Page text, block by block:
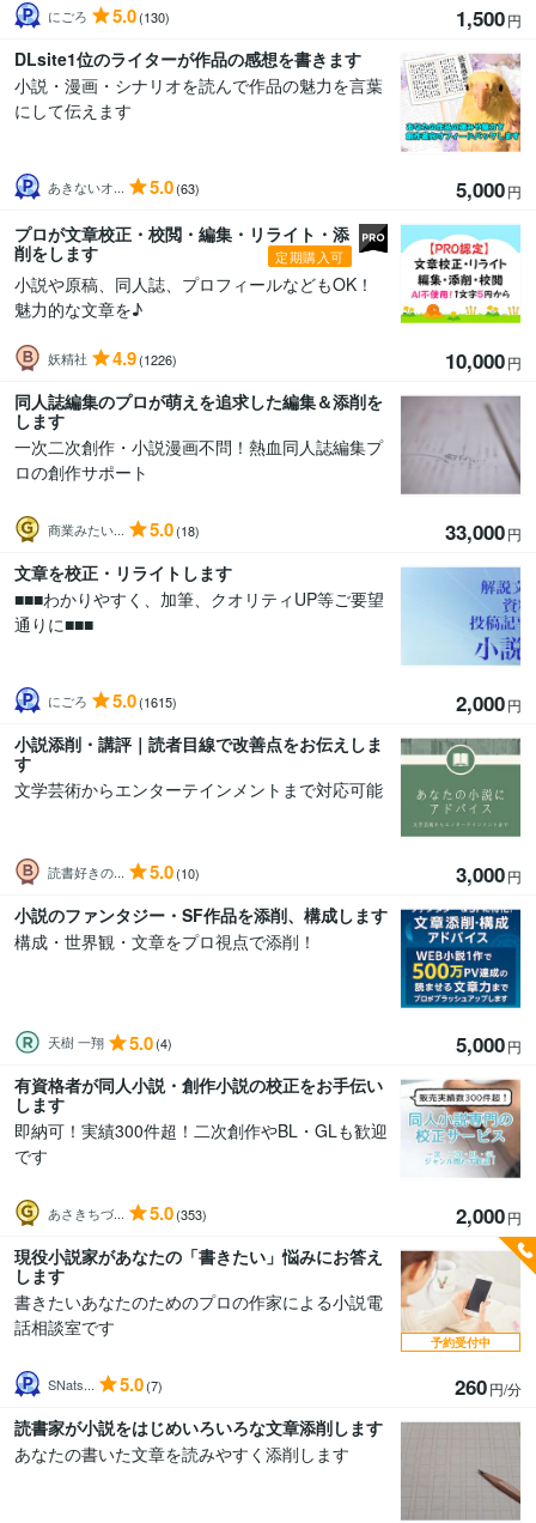
にごろ 5.0(130) 1,500円
DLsite1位のライターが作品の感想を書きます
小説・漫画・シナリオを読んで作品の魅力を言葉
にして伝えます
あきないオ... 5.0(63) 5,000円
プロが文章校正・校閲・編集・リライト・添
削をします
定期購入可
小説や原稿、同人誌、プロフィールなどもOK！
魅力的な文章を♪
妖精社 4.9(1226) 10,000円
同人誌編集のプロが萌えを追求した編集＆添削を
します
一次二次創作・小説漫画不問！熱血同人誌編集プ
ロの創作サポート
商業みたい... 5.0(18) 33,000円
文章を校正・リライトします
■■■わかりやすく、加筆、クオリティUP等ご要望
通りに■■■
にごろ 5.0(1615) 2,000円
小説添削・講評｜読者目線で改善点をお伝えしま
す
文学芸術からエンターテインメントまで対応可能
読書好きの... 5.0(10) 3,000円
小説のファンタジー・SF作品を添削、構成します
構成・世界観・文章をプロ視点で添削！
天樹 一翔 5.0(4) 5,000円
有資格者が同人小説・創作小説の校正をお手伝い
します
即納可！実績300件超！二次創作やBL・GLも歓迎
です
あさきちづ... 5.0(353) 2,000円
現役小説家があなたの「書きたい」悩みにお答え
します
書きたいあなたのためのプロの作家による小説電
話相談室です
SNats... 5.0(7) 260円/分
予約受付中
読書家が小説をはじめいろいろな文章添削します
あなたの書いた文章を読みやすく添削します